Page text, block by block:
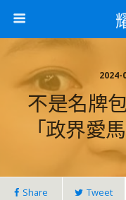
2024-
不是名牌
「政界愛
Share Tweet